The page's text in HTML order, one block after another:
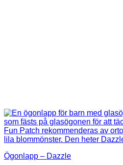
Ögonlapp – Dazzle